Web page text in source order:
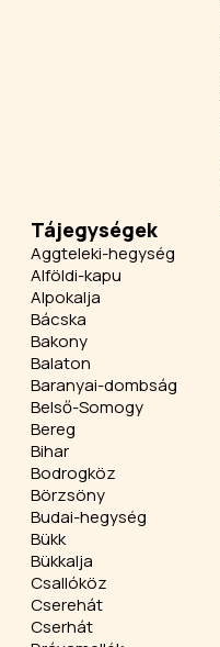
Tájegységek
Aggteleki-hegység
Alföldi-kapu
Alpokalja
Bácska
Bakony
Balaton
Baranyai-dombság
Belső-Somogy
Bereg
Bihar
Bodrogköz
Börzsöny
Budai-hegység
Bükk
Bükkalja
Csallóköz
Cserehát
Cserhát